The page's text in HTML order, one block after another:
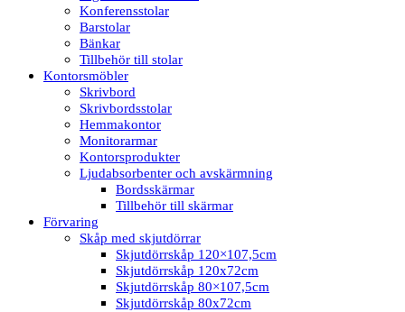
Konferensstolar
Barstolar
Bänkar
Tillbehör till stolar
Kontorsmöbler
Skrivbord
Skrivbordsstolar
Hemmakontor
Monitorarmar
Kontorsprodukter
Ljudabsorbenter och avskärmning
Bordsskärmar
Tillbehör till skärmar
Förvaring
Skåp med skjutdörrar
Skjutdörrskåp 120×107,5cm
Skjutdörrskåp 120x72cm
Skjutdörrskåp 80×107,5cm
Skjutdörrskåp 80x72cm